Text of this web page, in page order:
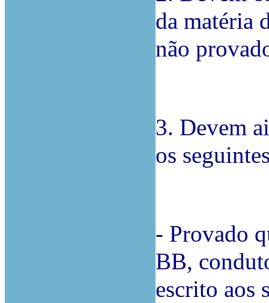
da matéria
não
3. Devem
os
- Provado
BB,
escrito aos